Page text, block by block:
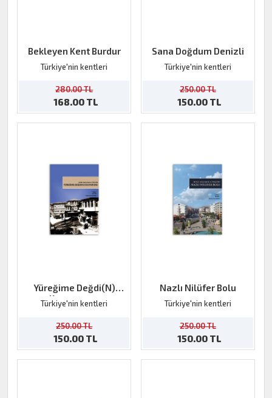
Bekleyen Kent Burdur
Türkiye'nin kentleri
280.00 TL
168.00 TL
Sana Doğdum Denizli
Türkiye'nin kentleri
250.00 TL
150.00 TL
Yüreğime Değdi(N)
Kastamonu
Türkiye'nin kentleri
250.00 TL
150.00 TL
Nazlı Nilüfer Bolu
Türkiye'nin kentleri
250.00 TL
150.00 TL